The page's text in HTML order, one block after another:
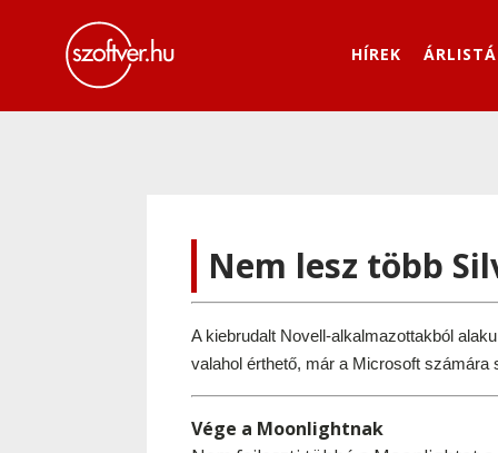
HÍREK
Nem lesz több
A kiebrudalt Novell-alkalmazottakból
valahol érthető, már a Microsoft számára
Vége a Moonlightnak